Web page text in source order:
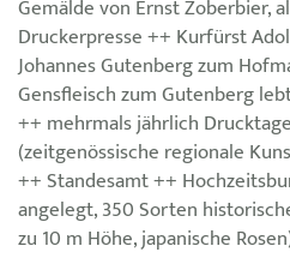
Gemälde von Ernst Zoberbier,
Druckerpresse ++ Kurfürst
Johannes Gutenberg zum
Gensfleisch zum Gutenberg
++ mehrmals jährlich
(zeitgenössische regionale
++ Standesamt ++
angelegt, 350 Sorten
zu 10 m Höhe, japanische